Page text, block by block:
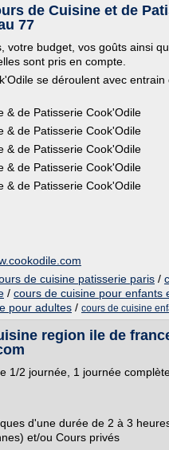
de Cuisine et de
77
budget, vos goûts ainsi
sont pris en compte.
se déroulent avec entrain
& de Patisserie Cook'Odile
& de Patisserie Cook'Odile
& de Patisserie Cook'Odile
& de Patisserie Cook'Odile
& de Patisserie Cook'Odile
de cuisine patisserie paris /
/ cours de cuisine pour enfants
pour adultes / cours de cuisine
region ile de
1/2 journée, 1 journée
d'une durée de 2 à 3
et/ou Cours privés